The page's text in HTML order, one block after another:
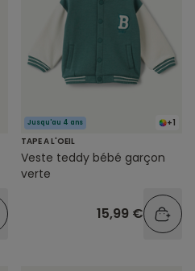
+1
Jusqu'au 4 ans
TAPE A L'OEIL
Veste teddy bébé garçon
verte
15,99 €